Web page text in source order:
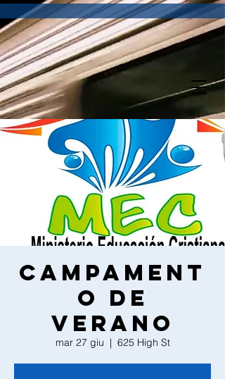
Campament
o de
Verano
mar 27 giu
  |
625 High St